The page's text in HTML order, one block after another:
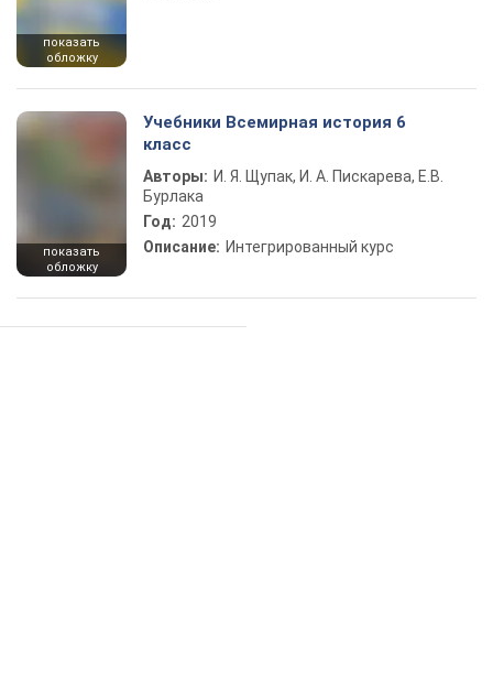
показать
обложку
показать
обложку
Учебники Всемирная история 6
класс
Авторы: И. Я. Щупак, И. А. Пискарева, Е.В.
Бурлака
Год: 2019
Описание: Интегрированный курс